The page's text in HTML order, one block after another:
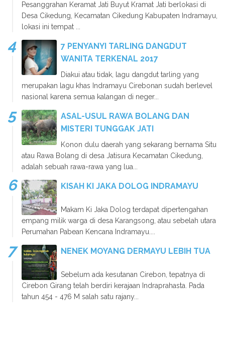
Pesanggrahan Keramat Jati Buyut Kramat Jati berlokasi di
Desa Cikedung, Kecamatan Cikedung Kabupaten Indramayu,
lokasi ini tempat ...
7 PENYANYI TARLING DANGDUT
WANITA TERKENAL 2017
Diakui atau tidak, lagu dangdut tarling yang
merupakan lagu khas Indramayu Cirebonan sudah berlevel
nasional karena semua kalangan di neger...
ASAL-USUL RAWA BOLANG DAN
MISTERI TUNGGAK JATI
Konon dulu daerah yang sekarang bernama Situ
atau Rawa Bolang di desa Jatisura Kecamatan Cikedung,
adalah sebuah rawa-rawa yang lua...
KISAH KI JAKA DOLOG INDRAMAYU
Makam Ki Jaka Dolog terdapat dipertengahan
empang milik warga di desa Karangsong, atau sebelah utara
Perumahan Pabean Kencana Indramayu....
NENEK MOYANG DERMAYU LEBIH TUA
Sebelum ada kesutanan Cirebon, tepatnya di
Cirebon Girang telah berdiri kerajaan Indraprahasta. Pada
tahun 454 - 476 M salah satu rajany...